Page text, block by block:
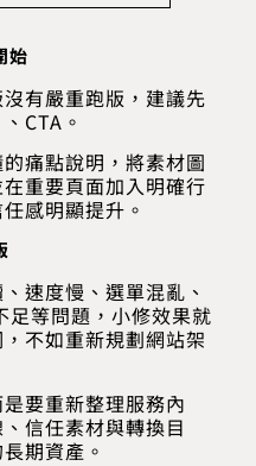
始
有嚴重跑版，建議先
CTA。
痛點說明，將素材圖
重要頁面加入明確行
感明顯提升。
速度慢、選單混亂、
足等問題，小修效果就
不如重新規劃網站架
要重新整理服務內
信任素材與轉換目
期資產。